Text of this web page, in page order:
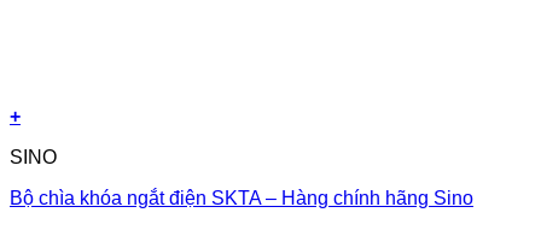
+
SINO
Bộ chìa khóa ngắt điện SKTA – Hàng chính hãng Sino